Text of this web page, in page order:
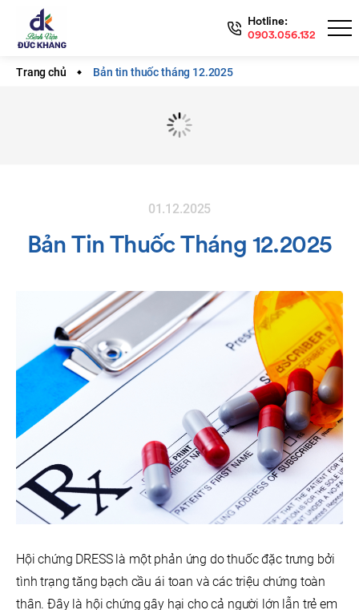
Trang chủ Bản tin thuốc tháng 12.2025
Hotline:
0903.056.132
01.12.2025
Bản Tin Thuốc Tháng 12.2025
Hội chứng DRESS là một phản ứng do thuốc đặc trưng bởi
tình trạng tăng bạch cầu ái toan và các triệu chứng toàn
thân. Đây là hội chứng gây hại cho cả người lớn lẫn trẻ em